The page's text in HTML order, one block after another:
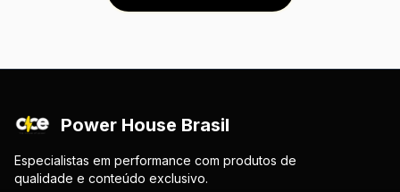
Power House Brasil
Especialistas em performance com produtos de
qualidade e conteúdo exclusivo.